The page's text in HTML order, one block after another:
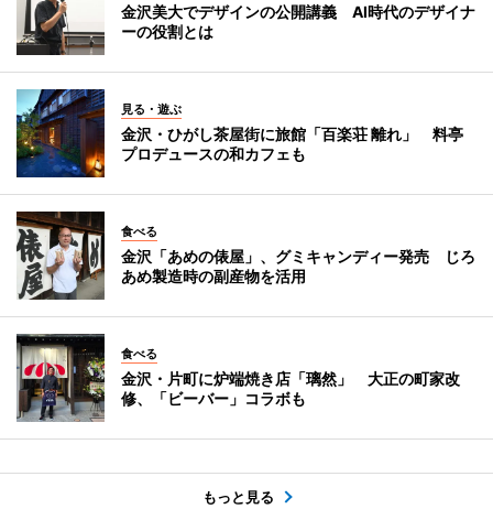
金沢美大でデザインの公開講義 AI時代のデザイナ
ーの役割とは
見る・遊ぶ
金沢・ひがし茶屋街に旅館「百楽荘 離れ」 料亭
プロデュースの和カフェも
食べる
金沢「あめの俵屋」、グミキャンディー発売 じろ
あめ製造時の副産物を活用
食べる
金沢・片町に炉端焼き店「璃然」 大正の町家改
修、「ビーバー」コラボも
もっと見る